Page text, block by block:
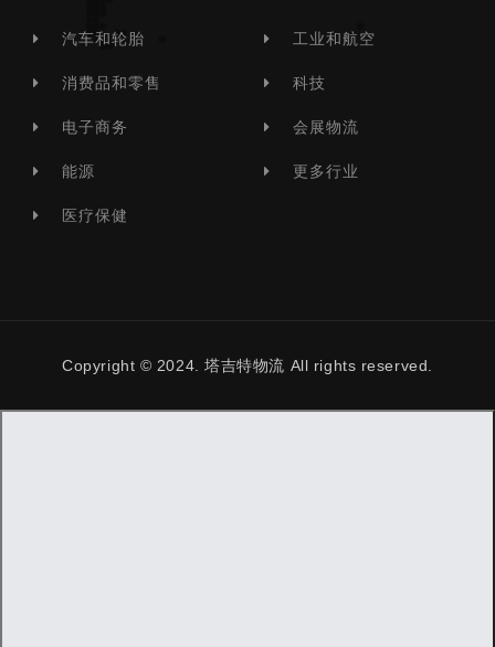
汽车和轮胎
消费品和零售
电子商务
能源
医疗保健
工业和航空
科技
会展物流
更多行业
Copyright © 2024. 塔吉特物流 All rights reserved.